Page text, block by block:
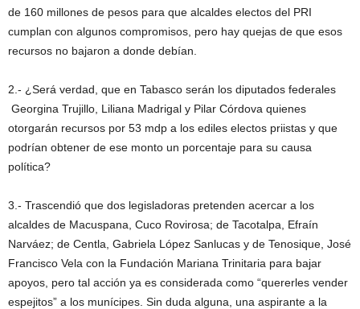
de 160 millones de pesos para que alcaldes electos del PRI
cumplan con algunos compromisos, pero hay quejas de que esos
recursos no bajaron a donde debían.
2.- ¿Será verdad, que en Tabasco serán los diputados federales
Georgina Trujillo, Liliana Madrigal y Pilar Córdova quienes
otorgarán recursos por 53 mdp a los ediles electos priistas y que
podrían obtener de ese monto un porcentaje para su causa
política?
3.- Trascendió que dos legisladoras pretenden acercar a los
alcaldes de Macuspana, Cuco Rovirosa; de Tacotalpa, Efraín
Narváez; de Centla, Gabriela López Sanlucas y de Tenosique, José
Francisco Vela con la Fundación Mariana Trinitaria para bajar
apoyos, pero tal acción ya es considerada como “quererles vender
espejitos” a los munícipes. Sin duda alguna, una aspirante a la